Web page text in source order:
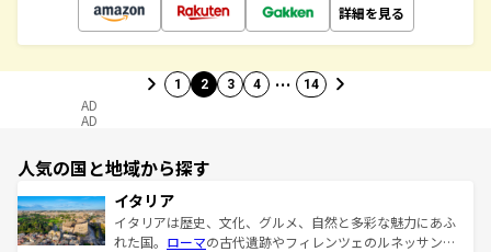
詳細を見る
1 2 3 4 … 14
AD
AD
人気の国と地域から探す
イタリア
イタリアは歴史、文化、グルメ、自然と多彩な魅力にあふ
れた国。 ローマの古代遺跡やフィレンツェのルネッサンス